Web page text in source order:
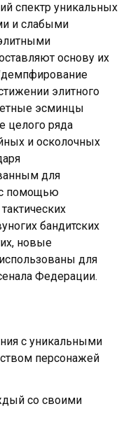
спектр уникальных
и слабыми
основу их
элитного
эсминцы
целого ряда
и осколочных
для
с помощью
бандитских
новые
для
Федерации.
с уникальными
персонажей
со своими